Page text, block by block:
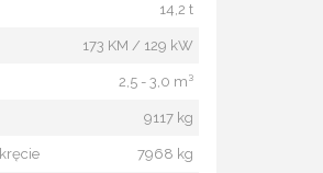
14,2 t
173 KM / 129 kW
2,5 - 3,0 m³
9117 kg
7968 kg